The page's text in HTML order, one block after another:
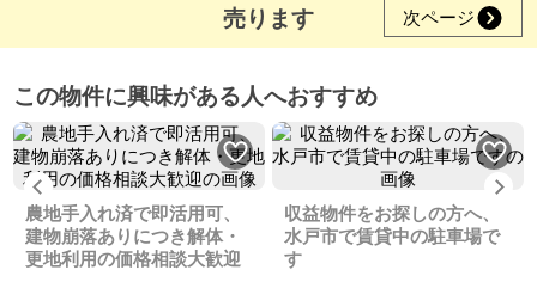
売ります 次ページ
この物件に興味がある人へおすすめ
Previous
農地手入れ済で即活用可、
建物崩落ありにつき解体・
更地利用の価格相談大歓迎
収益物件をお探しの方へ、
水戸市で賃貸中の駐車場で
す